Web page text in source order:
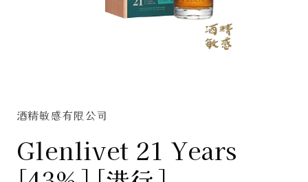
動
中
開
酒精敏感有限公司
Glenlivet 21 Years